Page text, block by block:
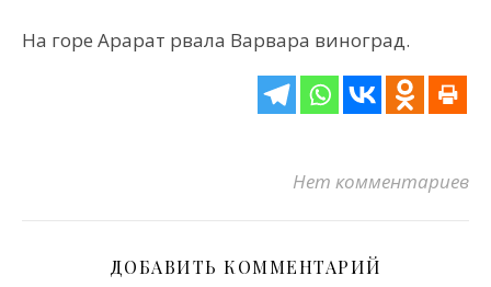
На горе Арарат рвала Варвара виноград.
Нет комментариев
ДОБАВИТЬ КОММЕНТАРИЙ